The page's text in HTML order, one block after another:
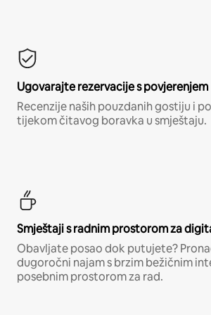
Ugovarajte rezervacije s povjerenjem
Recenzije naših pouzdanih gostiju i
tijekom čitavog boravka u smještaju.
Smještaji s radnim prostorom za
Obavljate posao dok putujete?
dugoročni najam s brzim bežičnim
posebnim prostorom za rad.